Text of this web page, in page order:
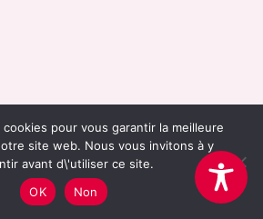
Cerise -mentions légales
pour vous garantir la meilleure
site web. Nous vous invitons à y
avant d\'utiliser ce site.
OK
Non